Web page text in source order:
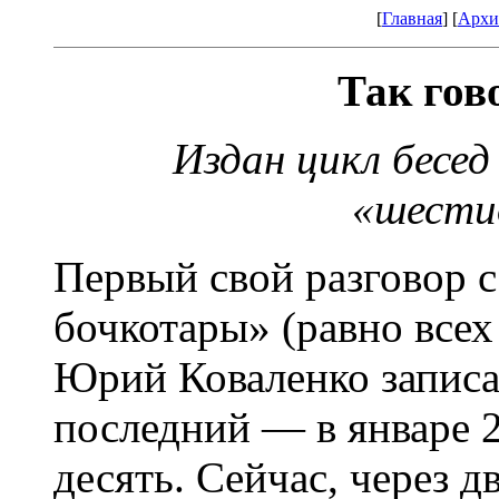
[Главная] [
Так
Издан цикл
Первый свой разговор
бочкотары» (равно
Юрий Коваленко
последний — в январе
десять. Сейчас, через